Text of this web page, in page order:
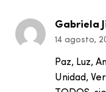
Gabriela
14 agosto,
Paz, Luz,
Unidad,